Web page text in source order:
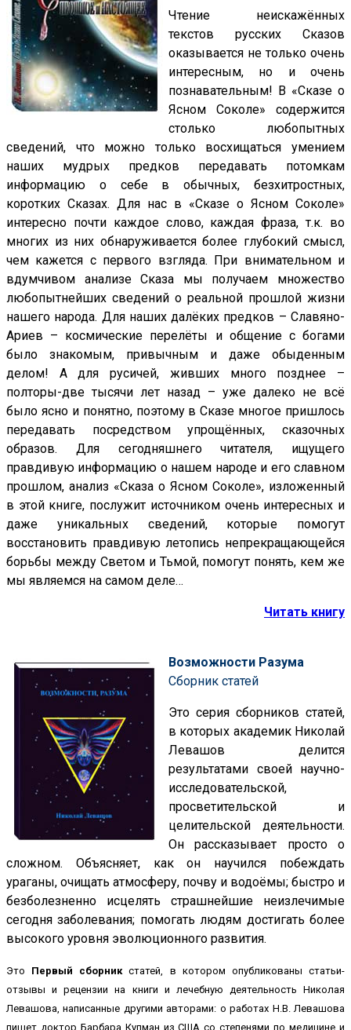
Чтение неискажённых
текстов русских Сказов
оказывается не только очень
интересным, но и очень
познавательным! В «Сказе о
Ясном Соколе» содержится
столько любопытных
сведений, что можно только восхищаться умением
наших мудрых предков передавать потомкам
информацию о себе в обычных, безхитростных,
коротких Сказах. Для нас в «Сказе о Ясном Соколе»
интересно почти каждое слово, каждая фраза, т.к. во
многих из них обнаруживается более глубокий смысл,
чем кажется с первого взгляда. При внимательном и
вдумчивом анализе Сказа мы получаем множество
любопытнейших сведений о реальной прошлой жизни
нашего народа. Для наших далёких предков – Славяно-
Ариев – космические перелёты и общение с богами
было знакомым, привычным и даже обыденным
делом! А для русичей, живших много позднее –
полторы-две тысячи лет назад – уже далеко не всё
было ясно и понятно, поэтому в Сказе многое пришлось
передавать посредством упрощённых, сказочных
образов. Для сегодняшнего читателя, ищущего
правдивую информацию о нашем народе и его славном
прошлом, анализ «Сказа о Ясном Соколе», изложенный
в этой книге, послужит источником очень интересных и
даже уникальных сведений, которые помогут
восстановить правдивую летопись непрекращающейся
борьбы между Светом и Тьмой, помогут понять, кем же
мы являемся на самом деле…
Читать книгу
Возможности Разума
Сборник статей
Это серия сборников статей,
в которых академик Николай
Левашов делится
результатами своей научно-
исследовательской,
просветительской и
целительской деятельности.
Он рассказывает просто о
сложном. Объясняет, как он научился побеждать
ураганы, очищать атмосферу, почву и водоёмы; быстро и
безболезненно исцелять страшнейшие неизлечимые
сегодня заболевания; помогать людям достигать более
высокого уровня эволюционного развития.
Это Первый сборникстатей, в котором опубликованы статьи-
отзывы и рецензии на книги и лечебную деятельность Николая
Левашова, написанные другими авторами: о работах Н.В. Левашова
пишет доктор Барбара Купман из США со степенями по медицине и